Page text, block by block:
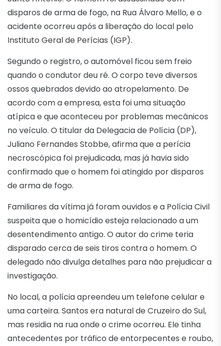
disparos de arma de fogo, na Rua Álvaro Mello, e o
acidente ocorreu após a liberação do local pelo
Instituto Geral de Perícias (IGP).
Segundo o registro, o automóvel ficou sem freio
quando o condutor deu ré. O corpo teve diversos
ossos quebrados devido ao atropelamento. De
acordo com a empresa, esta foi uma situação
atípica e que aconteceu por problemas mecânicos
no veículo. O titular da Delegacia de Polícia (DP),
Juliano Fernandes Stobbe, afirma que a perícia
necroscópica foi prejudicada, mas já havia sido
confirmado que o homem foi atingido por disparos
de arma de fogo.
Familiares da vítima já foram ouvidos e a Polícia Civil
suspeita que o homicídio esteja relacionado a um
desentendimento antigo. O autor do crime teria
disparado cerca de seis tiros contra o homem. O
delegado não divulga detalhes para não prejudicar a
investigação.
No local, a polícia apreendeu um telefone celular e
uma carteira. Santos era natural de Cruzeiro do Sul,
mas residia na rua onde o crime ocorreu. Ele tinha
antecedentes por tráfico de entorpecentes e roubo,